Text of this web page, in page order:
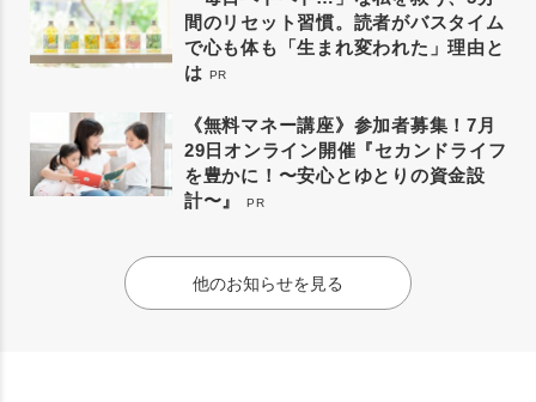
間のリセット習慣。読者がバスタイム
で心も体も「生まれ変われた」理由と
は PR
《無料マネー講座》参加者募集！7月
29日オンライン開催『セカンドライフ
を豊かに！〜安心とゆとりの資金設
計〜』
PR
他のお知らせを見る